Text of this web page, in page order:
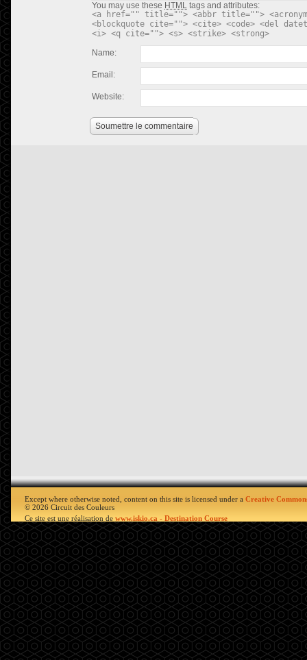
You may use these HTML tags and attributes:
<a href="" title=""> <abbr title="">
<blockquote cite=""> <cite> <code> <del
<i> <q cite=""> <s> <strike> <strong>
Name:
Email:
Website:
Soumettre le commentaire
Except where otherwise noted, content on this site is licensed under a Creative
© 2026 Circuit des Couleurs
Ce site est une réalisation de www.iskio.ca - Destination Course